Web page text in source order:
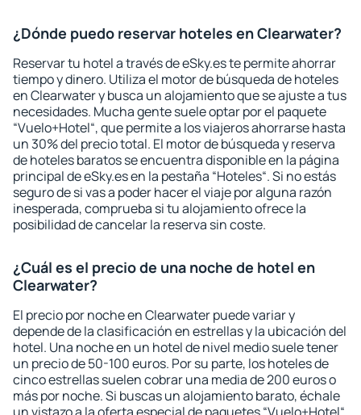
¿Dónde puedo reservar hoteles en Clearwater?
Reservar tu hotel a través de eSky.es te permite ahorrar
tiempo y dinero. Utiliza el motor de búsqueda de hoteles
en Clearwater y busca un alojamiento que se ajuste a tus
necesidades. Mucha gente suele optar por el paquete
“Vuelo+Hotel“, que permite a los viajeros ahorrarse hasta
un 30% del precio total. El motor de búsqueda y reserva
de hoteles baratos se encuentra disponible en la página
principal de eSky.es en la pestaña “Hoteles“. Si no estás
seguro de si vas a poder hacer el viaje por alguna razón
inesperada, comprueba si tu alojamiento ofrece la
posibilidad de cancelar la reserva sin coste.
¿Cuál es el precio de una noche de hotel en
Clearwater?
El precio por noche en Clearwater puede variar y
depende de la clasificación en estrellas y la ubicación del
hotel. Una noche en un hotel de nivel medio suele tener
un precio de 50-100 euros. Por su parte, los hoteles de
cinco estrellas suelen cobrar una media de 200 euros o
más por noche. Si buscas un alojamiento barato, échale